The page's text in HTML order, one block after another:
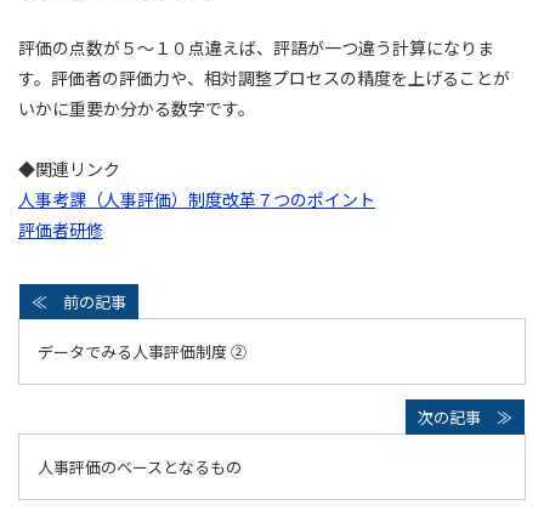
評価の点数が５～１０点違えば、評語が一つ違う計算になりま
す。評価者の評価力や、相対調整プロセスの精度を上げることが
いかに重要か分かる数字です。
◆関連リンク
人事考課（人事評価）制度改革７つのポイント
評価者研修
データでみる人事評価制度 ②
人事評価のベースとなるもの